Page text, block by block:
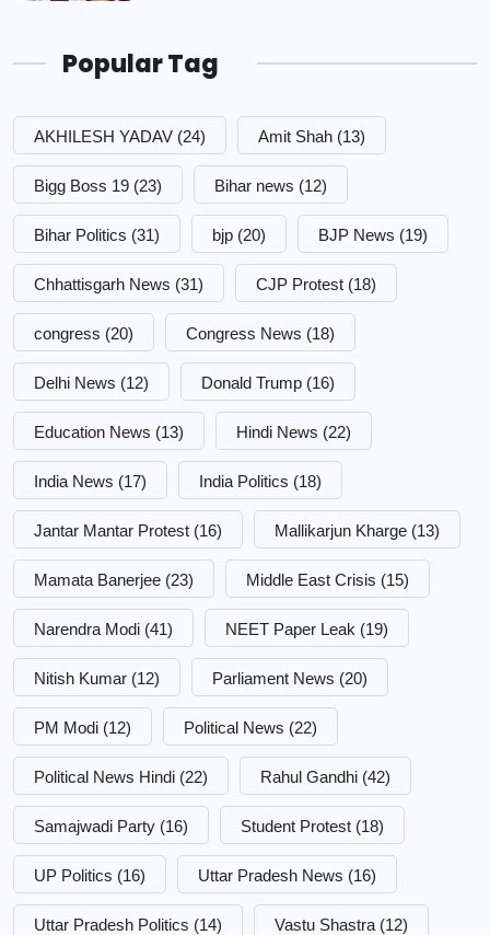
Popular Tag
AKHILESH YADAV (24) Amit Shah (13)
Bigg Boss 19 (23) Bihar news (12)
Bihar Politics (31) bjp (20) BJP News (19)
Chhattisgarh News (31) CJP Protest (18)
congress (20) Congress News (18)
Delhi News (12) Donald Trump (16)
Education News (13) Hindi News (22)
India News (17) India Politics (18)
Jantar Mantar Protest (16) Mallikarjun Kharge (13)
Mamata Banerjee (23) Middle East Crisis (15)
Narendra Modi (41) NEET Paper Leak (19)
Nitish Kumar (12) Parliament News (20)
PM Modi (12) Political News (22)
Political News Hindi (22) Rahul Gandhi (42)
Samajwadi Party (16) Student Protest (18)
UP Politics (16) Uttar Pradesh News (16)
Uttar Pradesh Politics (14) Vastu Shastra (12)